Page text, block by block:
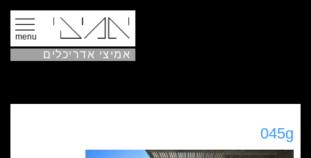
אמיצי אדריכלים
menu
045g